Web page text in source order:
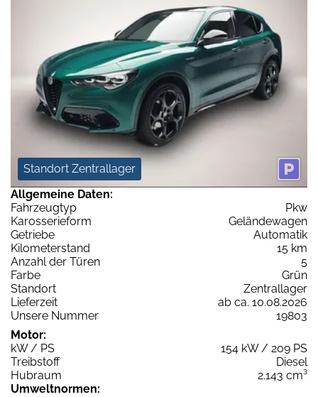
Standort Zentrallager
Allgemeine Daten:
Fahrzeugtyp
Pkw
Karosserieform
Geländewagen
Getriebe
Automatik
Kilometerstand
15 km
Anzahl der Türen
5
Farbe
Grün
Standort
Zentrallager
Lieferzeit
ab ca. 10.08.2026
Unsere Nummer
19803
Motor:
kW / PS
154 kW / 209 PS
Treibstoff
Diesel
Hubraum
2.143 cm³
Umweltnormen: